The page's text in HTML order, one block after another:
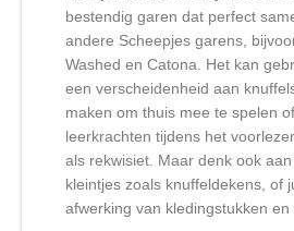
bestendig garen dat perfect
andere Scheepjes garens,
Washed en Catona. Het kan
een verscheidenheid aan
maken om thuis mee te spelen
leerkrachten tijdens het
als rekwisiet. Maar denk ook
kleintjes zoals knuffeldekens, of
afwerking van kledingstukken en